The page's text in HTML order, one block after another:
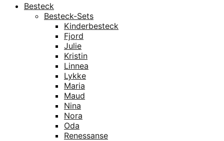
Besteck
Besteck-Sets
Kinderbesteck
Fjord
Julie
Kristin
Linnea
Lykke
Maria
Maud
Nina
Nora
Oda
Renessanse